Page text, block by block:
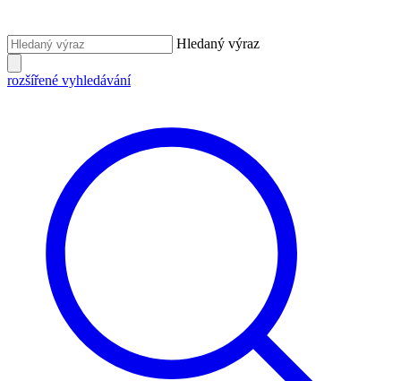
Hledaný výraz
rozšířené vyhledávání